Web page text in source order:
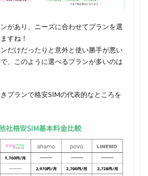
があり、ニーズに合わせてプランを選
すね！
だけだったりと意外と使い勝手が悪い
、このように選べるプランが多いのは
プランで格安SIMの代表的なところを